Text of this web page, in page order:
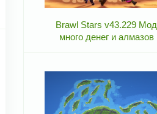
Brawl Stars v43.229 Мод
много денег и алмазов